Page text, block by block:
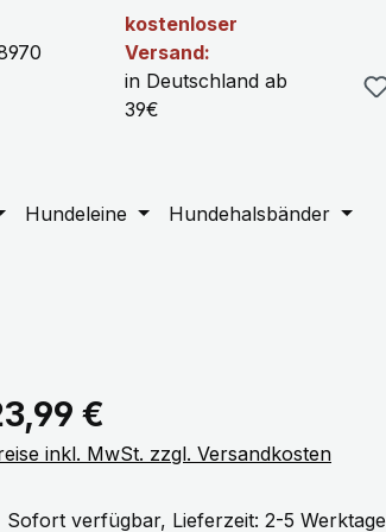
kostenloser
Versand:
in Deutschland ab
39€
Hundeleine
Hundehalsbänder
Preis:
€
inkl. MwSt. zzgl. Versandkosten
Sofort verfügbar, Lieferzeit: 2-5 Werktage